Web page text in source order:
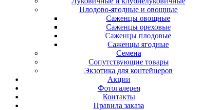
Плодово-ягодные и овощные
Саженцы овощные
Саженцы ореховые
Саженцы плодовые
Саженцы ягодные
Семена
Сопутствующие товары
Экзотика для контейнеров
Акции
Фотогалерея
Контакты
Правила заказа